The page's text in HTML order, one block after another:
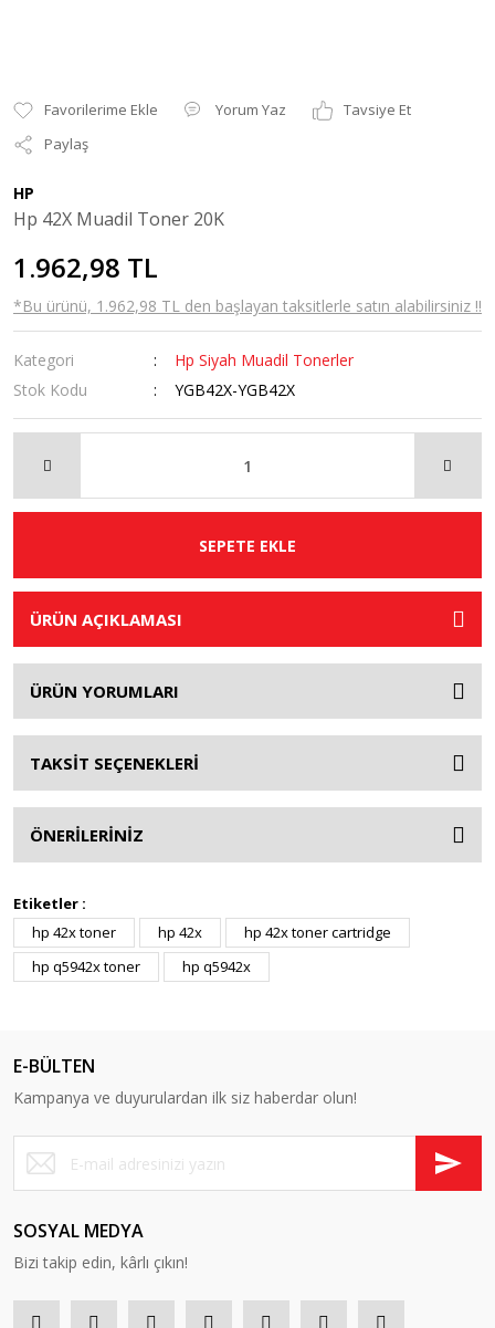
Yorum Yaz
Tavsiye Et
Paylaş
HP
Hp 42X Muadil Toner 20K
1.962,98 TL
*Bu ürünü, 1.962,98 TL den başlayan taksitlerle satın alabilirsiniz !!
Kategori
Hp Siyah Muadil Tonerler
Stok Kodu
YGB42X-YGB42X
SEPETE EKLE
ÜRÜN AÇIKLAMASI
ÜRÜN YORUMLARI
TAKSİT SEÇENEKLERİ
ÖNERİLERİNİZ
Etiketler :
hp 42x toner
hp 42x
hp 42x toner cartridge
hp q5942x toner
hp q5942x
E-BÜLTEN
Kampanya ve duyurulardan ilk siz haberdar olun!
SOSYAL MEDYA
Bizi takip edin, kârlı çıkın!